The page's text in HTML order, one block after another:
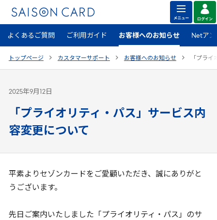
よくあるご質問 ご利用ガイド お客様へのお知らせ Netア
トップページ カスタマーサポート お客様へのお知らせ 「プラ
2025年9月12日
「プライオリティ・パス」サービス内
容変更について
平素よりセゾンカードをご愛顧いただき、誠にありがと
うございます。
先日ご案内いたしました「プライオリティ・パス」のサ